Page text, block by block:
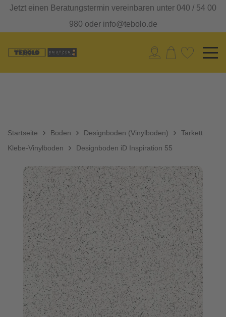
Jetzt einen Beratungstermin vereinbaren unter 040 / 54 00
980 oder info@tebolo.de
Startseite Boden
Designboden (Vinylboden)
Klebe-Vinylboden
Tarkett
Designboden iD Inspiration 55